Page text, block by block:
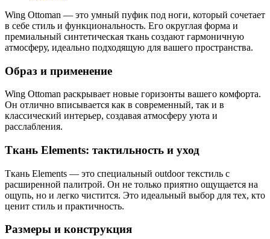
Wing Ottoman — это умный пуфик под ноги, который сочетает
в себе стиль и функциональность. Его округлая форма и
премиальный синтетическая ткань создают гармоничную
атмосферу, идеально подходящую для вашего пространства.
Образ и применение
Wing Ottoman раскрывает новые горизонты вашего комфорта.
Он отлично вписывается как в современный, так и в
классический интерьер, создавая атмосферу уюта и
расслабления.
Ткань Elements: тактильность и уход
Ткань Elements — это специальный outdoor текстиль с
расширенной палитрой. Он не только приятно ощущается на
ощупь, но и легко чистится. Это идеальный выбор для тех, кто
ценит стиль и практичность.
Размеры и конструкция